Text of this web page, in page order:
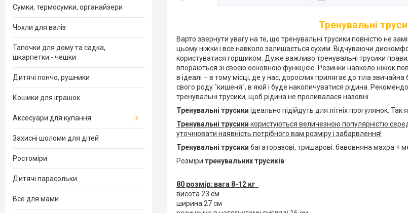
Тренувальні
Варто звернути увагу на те, що тренувальні трусики повністю не
цьому ніжки і все навколо залишається сухим. Відчуваючи
користуватися горщиком. Дуже важливо тренувальні трусики
впораються зі своєю основною функцією. Резинки навколо ніжок
в ідеалі – в тому місці, де у нас, дорослих прилягає до тіла
свого роду "кишеня", в якій і буде накопичуватися рідина.
тренувальні трусики, щоб рідина не проливалася назовні.
Тренувальні трусики ідеально підійдуть для літніх прогулянок. Так
Тренувальні трусики користуються величезною популярністю
уточнювати наявність потрібного вам розміру і забарвлення!
Тренувальні трусики багаторазові, тришарові: бавовняна махра +
Розміри тренувальних трусиків:
80 розмір: вага 8-12 кг
висота 23 см
ширина 27 см
Сумки, термосумки, органайзери
Чохли для валіз
Тапочки для дому та садка,
шкарпетки - чешки
Дитячі пончо, рушники
Кошики для іграшок
Аксесуари для купання
Захисні шоломи для дітей
Ростоміри
Дитячі парасольки
Все для мами